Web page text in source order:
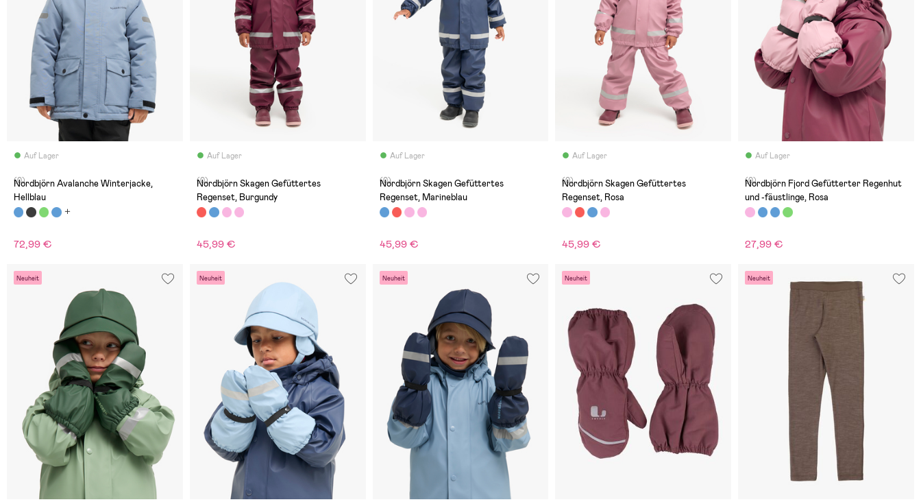
Auf Lager
(0)
Nordbjörn Avalanche Winterjacke,
Hellblau
72,99 €
Auf Lager
(0)
Nordbjörn Skagen Gefüttertes
Regenset, Burgundy
45,99 €
Auf Lager
(0)
Nordbjörn Skagen Gefüttertes
Regenset, Marineblau
45,99 €
Auf Lager
(0)
Nordbjörn Skagen Gefüttertes
Regenset, Rosa
45,99 €
Auf Lager
(0)
Nordbjörn Fjord Gefütterter Regenhut
und -fäustlinge, Rosa
27,99 €
Neuheit Neuheit Neuheit Neuheit Neuheit